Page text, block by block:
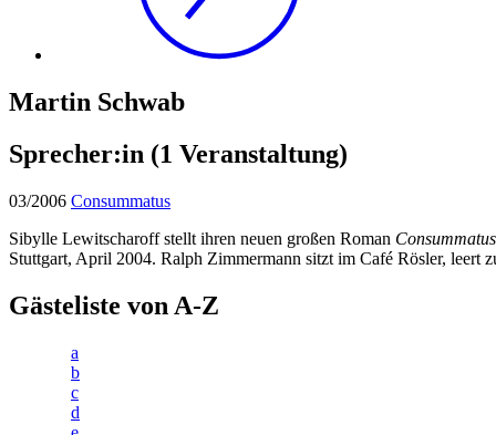
Martin Schwab
Sprecher:in (1 Veranstaltung)
03/2006 Consummatus
Sibylle Lewitscharoff stellt ihren neuen großen Roman Consummatus
Stuttgart, April 2004. Ralph Zimmermann sitzt im Café Rösler, leert
Gästeliste von A-Z
a
b
c
d